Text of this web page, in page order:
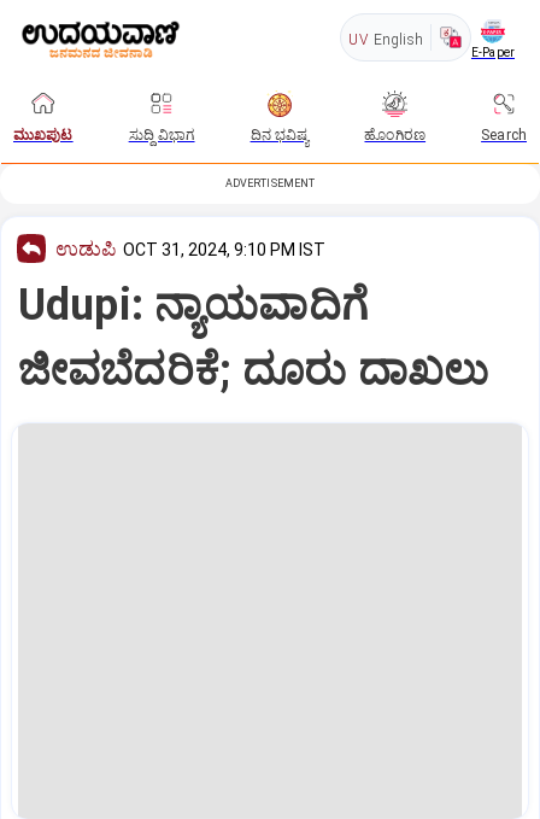
UV English
E-Paper
ಮುಖಪುಟ ಸುದ್ದಿ ವಿಭಾಗ ದಿನ ಭವಿಷ್ಯ ಹೊಂಗಿರಣ Search
ADVERTISEMENT
ಉಡುಪಿ OCT 31, 2024, 9:10 PM IST
Udupi: ನ್ಯಾಯವಾದಿಗೆ
ಜೀವಬೆದರಿಕೆ; ದೂರು ದಾಖಲು